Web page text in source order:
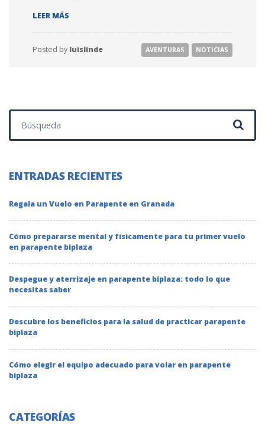
LEER MÁS
Posted by luislinde AVENTURAS NOTICIAS
ENTRADAS RECIENTES
Regala un Vuelo en Parapente en Granada
Cómo prepararse mental y físicamente para tu primer vuelo
en parapente biplaza
Despegue y aterrizaje en parapente biplaza: todo lo que
necesitas saber
Descubre los beneficios para la salud de practicar parapente
biplaza
Cómo elegir el equipo adecuado para volar en parapente
biplaza
CATEGORÍAS